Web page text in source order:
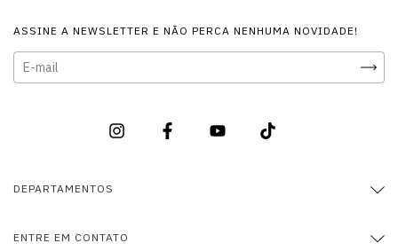
ASSINE A NEWSLETTER E NÃO PERCA NENHUMA NOVIDADE!
DEPARTAMENTOS
ENTRE EM CONTATO